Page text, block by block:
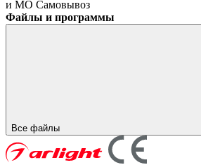
и МО Самовывоз
Файлы и программы
Все файлы